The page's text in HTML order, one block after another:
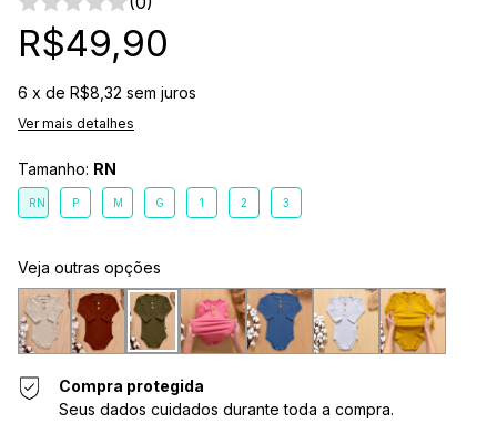
R$49,90
6 x de R$8,32 sem juros
Ver mais detalhes
Tamanho: RN
RN P M G 1 2 3
Veja outras opções
Compra protegida
Seus dados cuidados durante toda a compra.